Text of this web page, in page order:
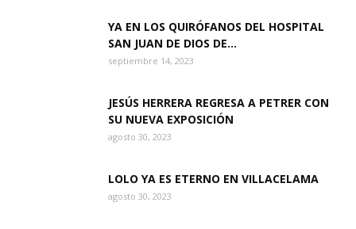
YA EN LOS QUIRÓFANOS DEL HOSPITAL
SAN JUAN DE DIOS DE...
septiembre 14, 2023
JESÚS HERRERA REGRESA A PETRER CON
SU NUEVA EXPOSICIÓN
agosto 30, 2023
LOLO YA ES ETERNO EN VILLACELAMA
agosto 30, 2023